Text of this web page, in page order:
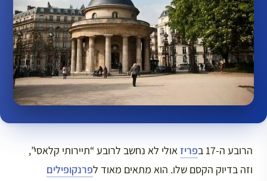
הרובע ה-17 ב פריזאולי לא נחשב לרובע “תיירותי קלאסי”,
וזה בדיוק הקסם שלו. הוא מתאים מאוד לפרנקופילים